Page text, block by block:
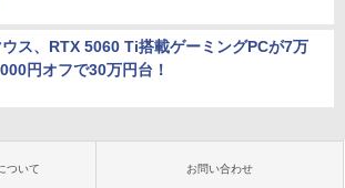
ウス、RTX 5060 Ti搭載ゲーミングPCが7万
円オフで30万円台！
ついて お問い合わせ